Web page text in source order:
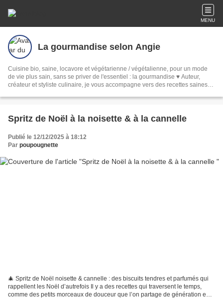
MENU
La gourmandise selon Angie
Cuisine bio, saine, locavore et végétarienne / végétalienne, pour un mode
de vie plus sain, sans se priver de l'essentiel : la gourmandise ♥ Auteur,
créateur et styliste culinaire, je vous accompagne vers des recettes saines
Spritz de Noël à la noisette & à la cannelle
Publié le 12/12/2025 à 18:12
Par poupougnette
🎄 Spritz de Noël noisette & cannelle : des biscuits tendres et parfumés qui
rappellent les Noël d’autrefois Il y a des recettes qui traversent le temps,
comme des petits morceaux de douceur que l’on partage de génération en